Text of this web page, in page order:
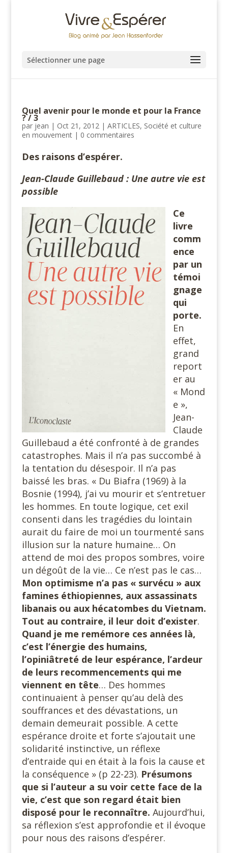
Sélectionner une page
Quel avenir pour le monde et pour la France
? / 3
par jean | Oct 21, 2012| ARTICLES, Société et culture
en mouvement| 0 commentaires
Des raisons d’espérer.
Jean-Claude Guillebaud : Une autre vie est
possible
Ce
livre
comm
ence
par un
témoi
gnage
qui
porte.
En
effet,
grand
report
er au
« Mond
e »,
Jean-
Claude
Guillebaud a été confronté à de grandes
catastrophes. Mais il n’a pas succombé à
la tentation du désespoir. Il n’a pas
baissé les bras. « Du Biafra (1969) à la
Bosnie (1994), j’ai vu mourir et s’entretuer
les hommes. En toute logique, cet exil
consenti dans les tragédies du lointain
aurait du faire de moi un tourmenté sans
illusion sur la nature humaine… On
attend de moi des propos sombres, voire
un dégoût de la vie… Ce n’est pas le cas…
Mon optimisme n’a pas « survécu » aux
famines éthiopiennes, aux assassinats
libanais ou aux hécatombes du Vietnam.
Tout au contraire, il leur doit d’exister.
Quand je me remémore ces années là,
c’est l’énergie des humains,
l’opiniâtreté de leur espérance, l’ardeur
de leurs recommencements qui me
viennent en tête… Des hommes
continuaient à penser qu’au delà des
souffrances et des dévastations, un
demain demeurait possible. A cette
espérance droite et forte s’ajoutait une
solidarité instinctive, un réflexe
d’entraide qui en était à la fois la cause et
la conséquence » (p 22-23). Présumons
que si l’auteur a su voir cette face de la
vie, c’est que son regard était bien
disposé pour le reconnaître. Aujourd’hui,
sa réflexion s’est approfondie et il évoque
pour nous des raisons d’espérer.